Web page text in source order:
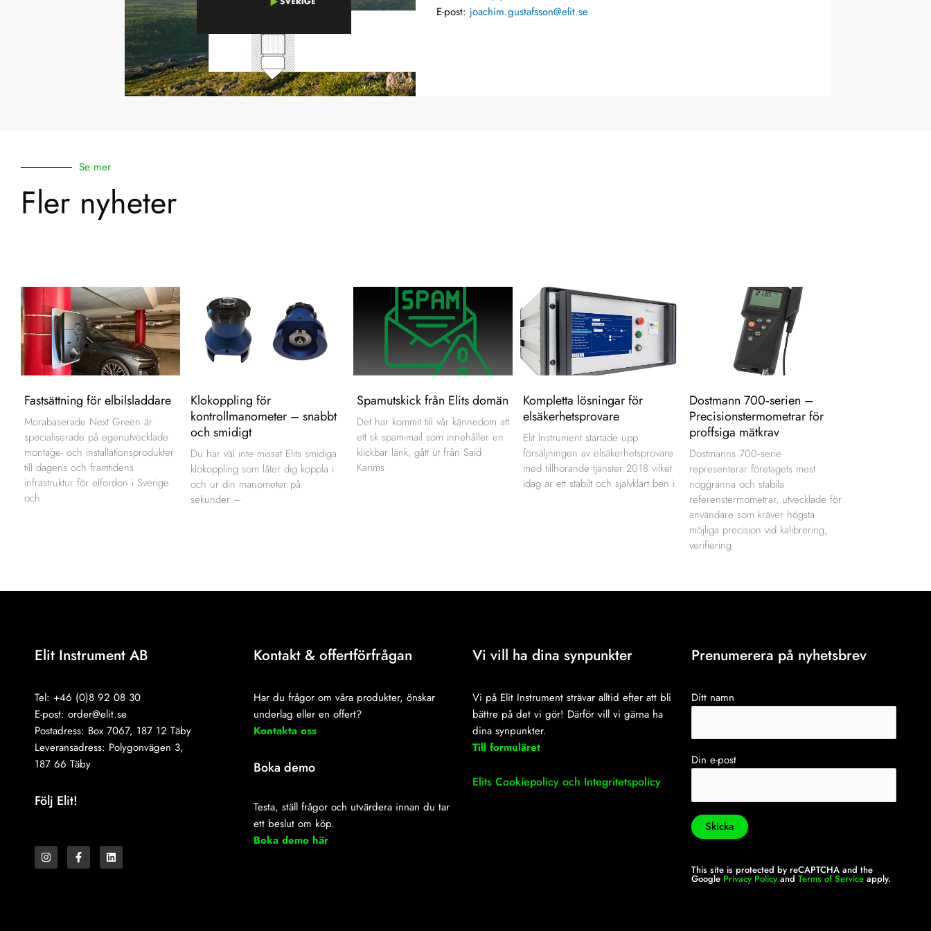
E-post: joachim.gustafsson@elit.se
Se mer
Fler nyheter
Fastsättning för elbilsladdare
Morabaserade Next Green är
specialiserade på egenutvecklade
montage- och installationsprodukter
till dagens och framtidens
infrastruktur för elfordon i Sverige
och
Klokoppling för
kontrollmanometer – snabbt
och smidigt
Du har väl inte missat Elits smidiga
klokoppling som låter dig koppla i
och ur din manometer på
sekunder –
Spamutskick från Elits domän
Det har kommit till vår kännedom att
ett sk spam-mail som innehåller en
klickbar länk, gått ut från Said
Karims
Kompletta lösningar för
elsäkerhetsprovare
Elit Instrument startade upp
försäljningen av elsäkerhetsprovare
med tillhörande tjänster 2018 vilket
idag är ett stabilt och självklart ben i
Dostmann 700‑serien –
Precisionstermometrar för
proffsiga mätkrav
Dostmanns 700‑serie
representerar företagets mest
noggranna och stabila
referenstermometrar, utvecklade för
användare som kräver högsta
möjliga precision vid kalibrering,
verifiering
Elit Instrument AB
Tel: +46 (0)8 92 08 30
E-post: order@elit.se
Postadress: Box 7067, 187 12 Täby
Leveransadress: Polygonvägen 3,
187 66 Täby
Följ Elit!
n
s
t
a
c
e
i
n
k
Kontakt & offertförfrågan
Har du frågor om våra produkter, önskar
underlag eller en offert?
Kontakta oss
Boka demo
Testa, ställ frågor och utvärdera innan du tar
ett beslut om köp.
Boka demo här
Vi vill ha dina synpunkter
Vi på Elit Instrument strävar alltid efter att bli
bättre på det vi gör! Därför vill vi gärna ha
dina synpunkter.
Till formuläret
Elits Cookiepolicy och Integritetspolicy
Prenumerera på nyhetsbrev
Ditt namn
Din e-post
This site is protected by reCAPTCHA and the
Google Privacy Policy and Terms of Service apply.